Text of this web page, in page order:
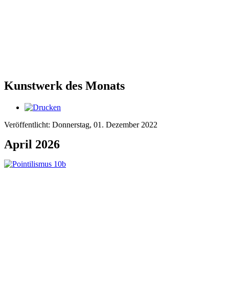
Kunstwerk des Monats
Veröffentlicht: Donnerstag, 01. Dezember 2022
April 2026